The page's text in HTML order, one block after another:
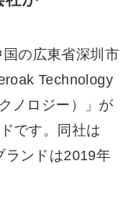
国の広東省深圳市
Technology
ノロジー）」が
です。同社は
ランドは2019年